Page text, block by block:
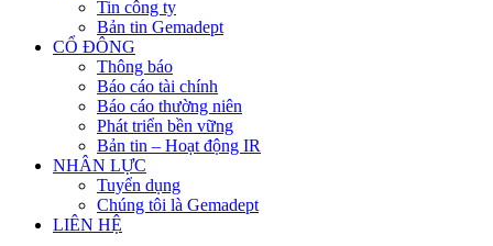
Tin công ty
Bản tin Gemadept
CỔ ĐÔNG
Thông báo
Báo cáo tài chính
Báo cáo thường niên
Phát triển bền vững
Bản tin – Hoạt động IR
NHÂN LỰC
Tuyển dụng
Chúng tôi là Gemadept
LIÊN HỆ